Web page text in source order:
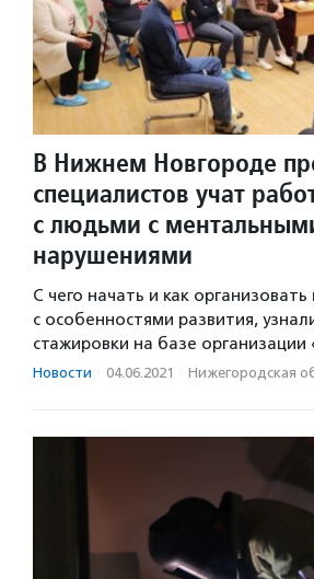
В Нижнем Новгороде
специалистов учат
с людьми с
нарушениями
С чего начать и как
с особенностями развития,
стажировки на базе организации
Новости · 04.06.2021 · Нижегородская